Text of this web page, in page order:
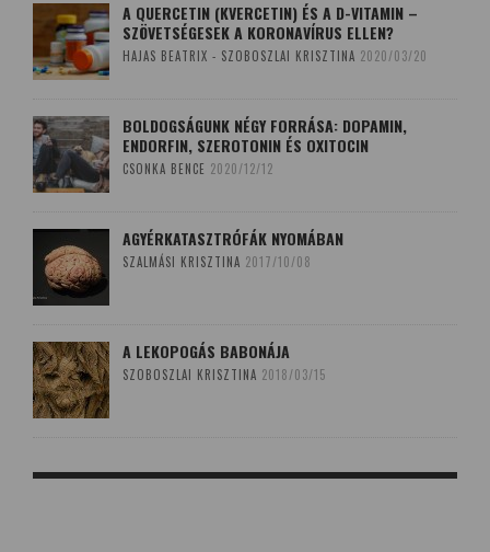
A QUERCETIN (KVERCETIN) ÉS A D-VITAMIN –
SZÖVETSÉGESEK A KORONAVÍRUS ELLEN?
HAJAS BEATRIX - SZOBOSZLAI KRISZTINA 2020/03/20
BOLDOGSÁGUNK NÉGY FORRÁSA: DOPAMIN,
ENDORFIN, SZEROTONIN ÉS OXITOCIN
CSONKA BENCE 2020/12/12
AGYÉRKATASZTRÓFÁK NYOMÁBAN
SZALMÁSI KRISZTINA 2017/10/08
A LEKOPOGÁS BABONÁJA
SZOBOSZLAI KRISZTINA 2018/03/15